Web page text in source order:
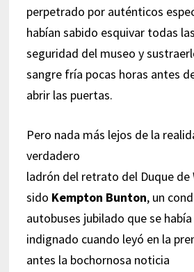
perpetrado por auténticos
habían sabido esquivar todas
seguridad del museo y
sangre fría pocas horas antes
abrir las puertas.
Pero nada más lejos de la
verdadero
ladrón del retrato del Duque de
sido Kempton Bunton, un
autobuses jubilado que se había
indignado cuando leyó en la
antes la bochornosa noticia